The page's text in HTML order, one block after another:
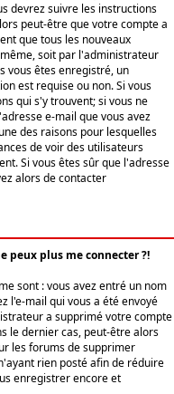
devrez suivre les instructions
peut-être que votre compte a
que tous les nouveaux
soit par l'administrateur
vous êtes enregistré, un
est requise ou non. Si vous
qui s'y trouvent; si vous ne
e-mail que vous avez
des raisons pour lesquelles
de voir des utilisateurs
Si vous êtes sûr que l'adresse
alors de contacter
peux plus me connecter ?!
sont : vous avez entré un nom
l'e-mail qui vous a été envoyé
a supprimé votre compte
le dernier cas, peut-être alors
les forums de supprimer
rien posté afin de réduire
enregistrer encore et